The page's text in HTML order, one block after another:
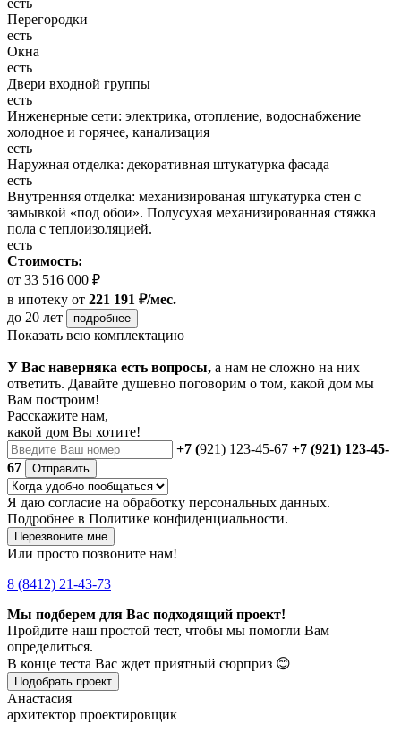
есть
Перегородки
есть
Окна
есть
Двери входной группы
есть
Инженерные сети: электрика, отопление, водоснабжение
холодное и горячее, канализация
есть
Наружная отделка: декоративная штукатурка фасада
есть
Внутренняя отделка: механизированая штукатурка стен с
замывкой «под обои». Полусухая механизированная стяжка
пола с теплоизоляцией.
есть
Стоимость:
от 33 516 000 ₽
в ипотеку от 221 191 ₽/мес.
до 20 лет
подробнее
Показать всю комплектацию
У Вас наверняка есть вопросы, а нам не сложно на них
ответить. Давайте душевно поговорим о том, какой дом мы
Вам построим!
Расскажите нам,
какой дом Вы хотите!
+7 (921) 123-45-67 +7 (921) 123-45-
67
Отправить
Я даю согласие на обработку персональных данных.
Подробнее в Политике конфиденциальности.
Перезвоните мне
Или просто позвоните нам!
8 (8412) 21-43-73
Мы подберем для Вас подходящий проект!
Пройдите наш простой тест, чтобы мы помогли Вам
определиться.
В конце теста Вас ждет приятный сюрприз 😊
Подобрать проект
Анастасия
архитектор проектировщик